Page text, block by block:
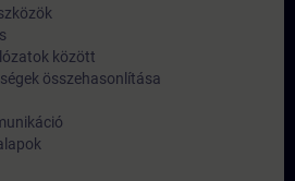
között
összehasonlítása